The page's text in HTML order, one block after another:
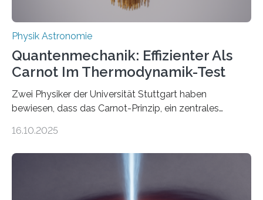
Physik Astronomie
Quantenmechanik: Effizienter Als
Carnot Im Thermodynamik-Test
Zwei Physiker der Universität Stuttgart haben
bewiesen, dass das Carnot-Prinzip, ein zentrales
Größenordnung von Atomen gilt, deren physikalische
Quantenmotoren voranbringen. Das
16.10.2025